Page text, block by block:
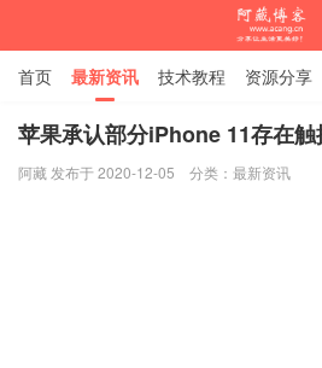
首页 最新资讯 技术教程 资源分享
杂谈随笔
苹果承认部分iPhone 11存在
阿藏 发布于 2020-12-05 分类： 最新资讯